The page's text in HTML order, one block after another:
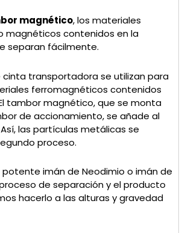
magnético, los materiales
magnéticos contenidos en la
separan fácilmente.
cinta transportadora se utilizan para
ferromagnéticos contenidos
tambor magnético, que se monta
de accionamiento, se añade al
las partículas metálicas se
proceso.
potente imán de Neodimio o imán de
de separación y el producto
hacerlo a las alturas y gravedad